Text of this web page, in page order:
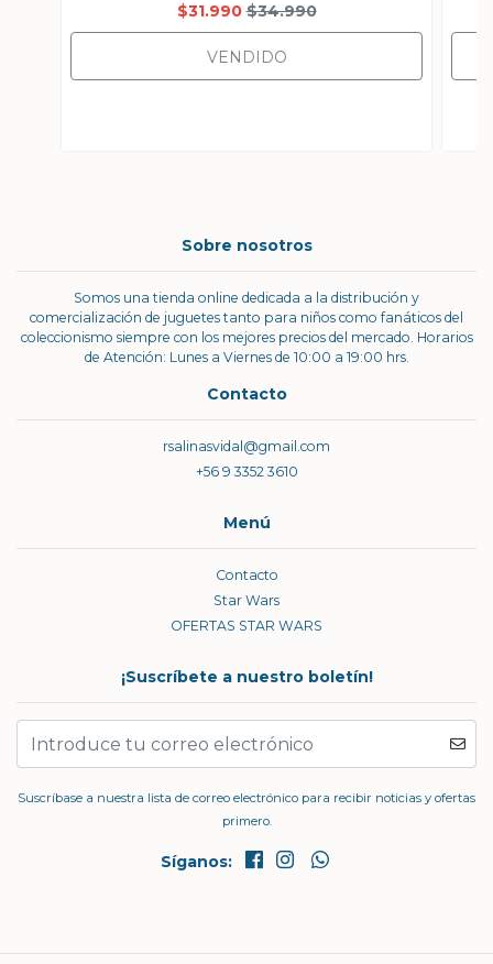
$31.990 $34.990
VENDIDO
Sobre nosotros
Somos una tienda online dedicada a la distribución y
comercialización de juguetes tanto para niños como fanáticos del
coleccionismo siempre con los mejores precios del mercado. Horarios
de Atención: Lunes a Viernes de 10:00 a 19:00 hrs.
Contacto
rsalinasvidal@gmail.com
+56 9 3352 3610
Menú
Contacto
Star Wars
OFERTAS STAR WARS
¡Suscríbete a nuestro boletín!
Suscríbase a nuestra lista de correo electrónico para recibir noticias y ofertas
primero.
Síganos: